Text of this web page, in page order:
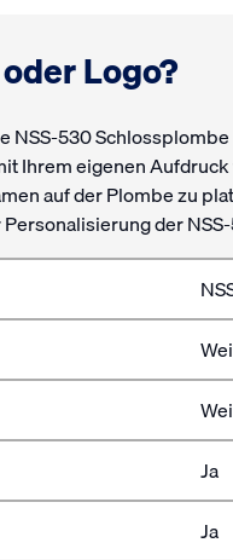
Logo?
NSS-530
Ihrem eigenen
auf der Plombe zu
der
Ja
Ja